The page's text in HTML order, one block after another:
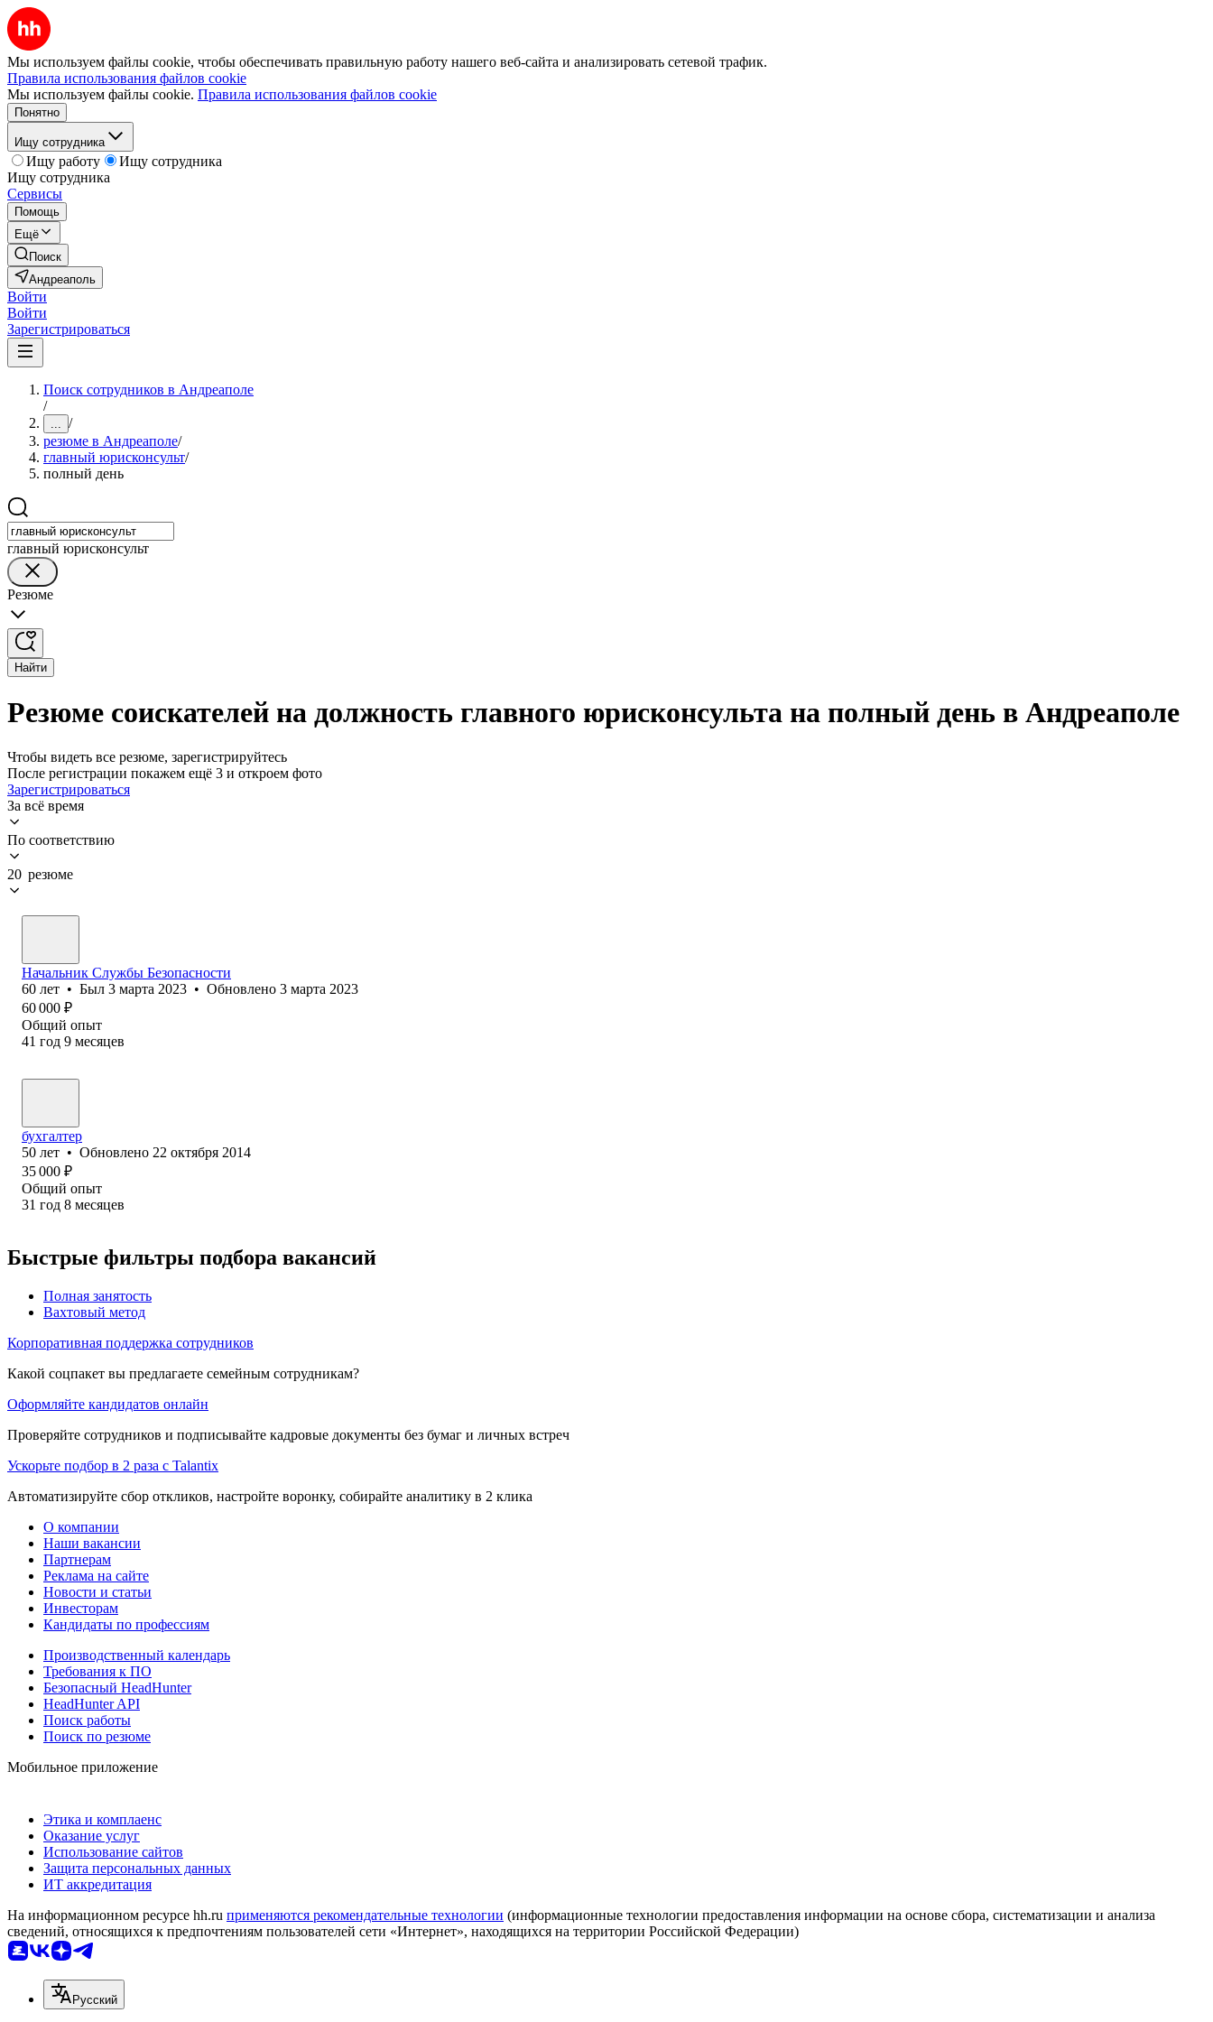
Мы используем файлы cookie, чтобы обеспечивать правильную работу нашего веб-сайта и анализировать сетевой трафик.
Правила использования файлов cookie
Мы используем файлы cookie. Правила использования файлов cookie
Понятно
Ищу сотрудника
Ищу работу
Ищу сотрудника
Ищу сотрудника
Сервисы
Помощь
Ещё
Поиск
Андреаполь
Войти
Войти
Зарегистрироваться
Поиск сотрудников в Андреаполе
/
... /
резюме в Андреаполе/
главный юрисконсульт/
полный день
главный юрисконсульт
Резюме
Найти
Резюме соискателей на должность главного юрисконсульта на полный день в Андреаполе
Чтобы видеть все резюме, зарегистрируйтесь
После регистрации покажем ещё 3 и откроем фото
Зарегистрироваться
За всё время
По соответствию
20 резюме
Начальник Службы Безопасности
60 лет • Был 3 марта 2023 • Обновлено 3 марта 2023
60 000 ₽
Общий опыт
41 год 9 месяцев
бухгалтер
50 лет • Обновлено 22 октября 2014
35 000 ₽
Общий опыт
31 год 8 месяцев
Быстрые фильтры подбора вакансий
Полная занятость
Вахтовый метод
Корпоративная поддержка сотрудников
Какой соцпакет вы предлагаете семейным сотрудникам?
Оформляйте кандидатов онлайн
Проверяйте сотрудников и подписывайте кадровые документы без бумаг и личных встреч
Ускорьте подбор в 2 раза с Talantix
Автоматизируйте сбор откликов, настройте воронку, собирайте аналитику в 2 клика
О компании
Наши вакансии
Партнерам
Реклама на сайте
Новости и статьи
Инвесторам
Кандидаты по профессиям
Производственный календарь
Требования к ПО
Безопасный HeadHunter
HeadHunter API
Поиск работы
Поиск по резюме
Мобильное приложение
Этика и комплаенс
Оказание услуг
Использование сайтов
Защита персональных данных
ИТ аккредитация
На информационном ресурсе hh.ru применяются рекомендательные технологии (информационные технологии предоставления информации на основе сбора, систематизации и анализа
сведений, относящихся к предпочтениям пользователей сети «Интернет», находящихся на территории Российской Федерации)
Русский